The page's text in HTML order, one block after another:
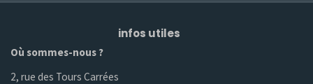
infos utiles
Où sommes-nous ?
2, rue des Tours Carrées